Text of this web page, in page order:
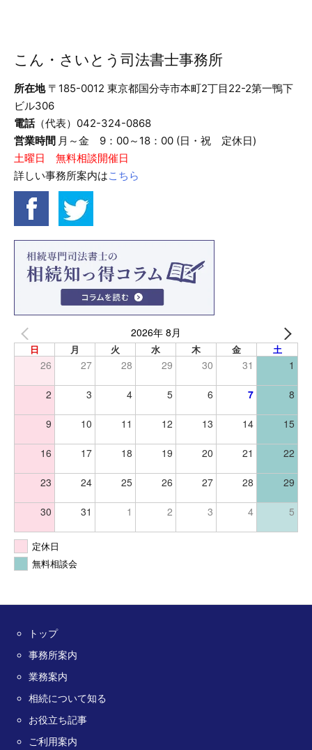
こん・さいとう司法書士事務所
所在地〒185-0012 東京都国分寺市本町2丁目22-2第一鴨下
ビル306
電話（代表）042-324-0868
営業時間 月～金 9：00～18：00 (日・祝 定休日)
土曜日 無料相談開催日
詳しい事務所案内はこちら
2026年 8月
日 月 火 水 木 金 土
26 27 28 29 30 31 1
2 3 4 5 6 7 8
9 10 11 12 13 14 15
16 17 18 19 20 21 22
23 24 25 26 27 28 29
30 31 1 2 3 4 5
定休日
無料相談会
トップ
事務所案内
業務案内
相続について知る
お役立ち記事
ご利用案内